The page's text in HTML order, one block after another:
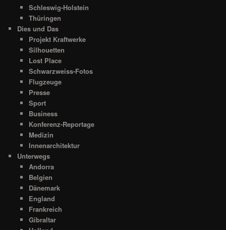
Schleswig-Holstein
Thüringen
Dies und Das
Projekt Kraftwerke
Silhouetten
Lost Place
Schwarzweiss-Fotos
Flugzeuge
Presse
Sport
Business
Konferenz-Reportage
Medizin
Innenarchitektur
Unterwegs
Andorra
Belgien
Dänemark
England
Frankreich
Gibraltar